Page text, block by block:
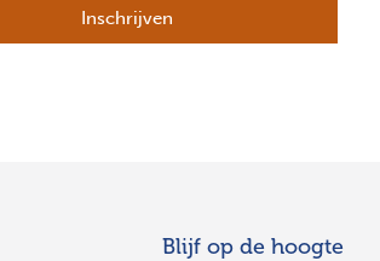
Inschrijven
Blijf op de hoogte